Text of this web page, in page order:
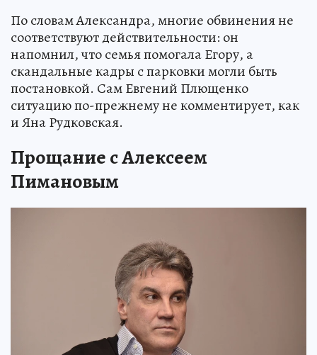
По словам Александра, многие обвинения не
соответствуют действительности: он
напомнил, что семья помогала Егору, а
скандальные кадры с парковки могли быть
постановкой. Сам Евгений Плющенко
ситуацию по-прежнему не комментирует, как
и Яна Рудковская.
Прощание с Алексеем
Пимановым